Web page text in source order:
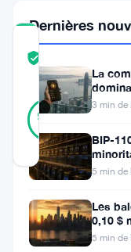
COMMUNITY
SCORE
93
Vérifié
28
Mis à jour 2
Millionnaires
du
Dernières
La
week-
3 min de
BIP-
5 min de
Les
0,10 $
à
5 min de